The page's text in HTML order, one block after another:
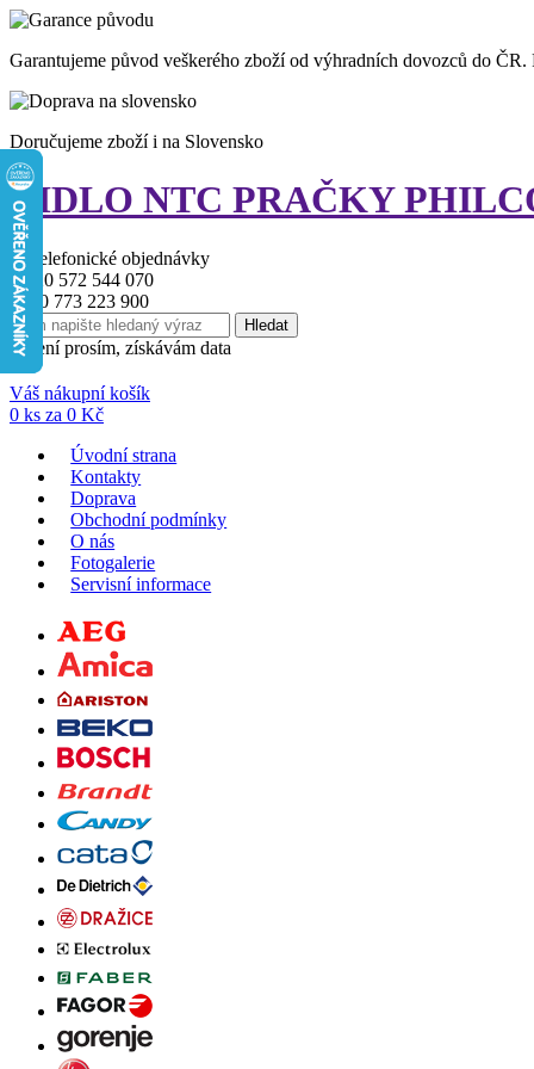
Garantujeme původ veškerého zboží od výhradních dovozců do
Doručujeme zboží i na Slovensko
ČIDLO NTC PRAČKY
+ 420 572 544 070
+420 773 223 900
strpení prosím, získávám data
Váš nákupní košík
0 ks za 0 Kč
Úvodní strana
Kontakty
Doprava
Obchodní podmínky
O nás
Fotogalerie
Servisní informace